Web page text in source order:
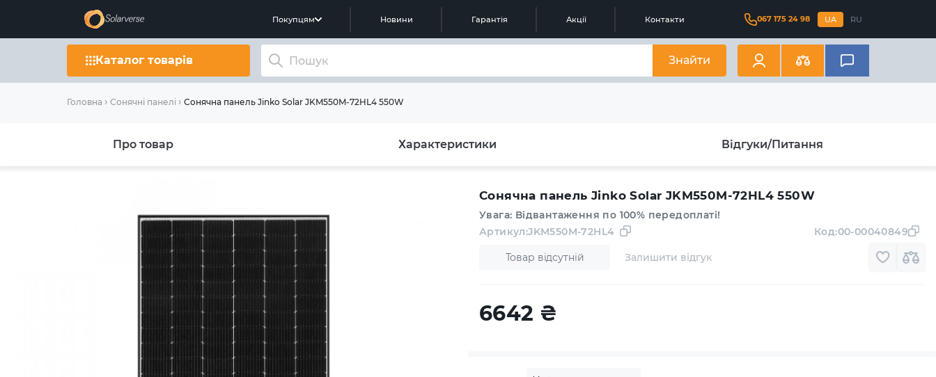
Покупцям Новини Гарантія Акції Контакти 067 175 24 98 UA RU
Каталог товарів Знайти
Головна Сонячні панелі Сонячна панель Jinko Solar JKM550M-72HL4 550W
Про товар Характеристики Відгуки/Питання
Сонячна панель Jinko Solar JKM550M-72HL4 550W
Увага: Відвантаження по 100% передоплаті!
Товар відсутній
Артикул:JKM550M-72HL4
Залишити відгук
Код:00-00040849
6642 ₴